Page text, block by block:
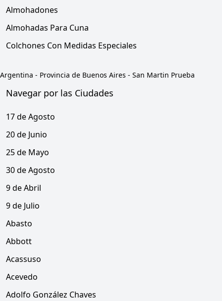
Almohadones
Almohadas Para Cuna
Colchones Con Medidas Especiales
Argentina - Provincia de Buenos Aires - San Martin Prueba
Navegar por las Ciudades
17 de Agosto
20 de Junio
25 de Mayo
30 de Agosto
9 de Abril
9 de Julio
Abasto
Abbott
Acassuso
Acevedo
Adolfo González Chaves